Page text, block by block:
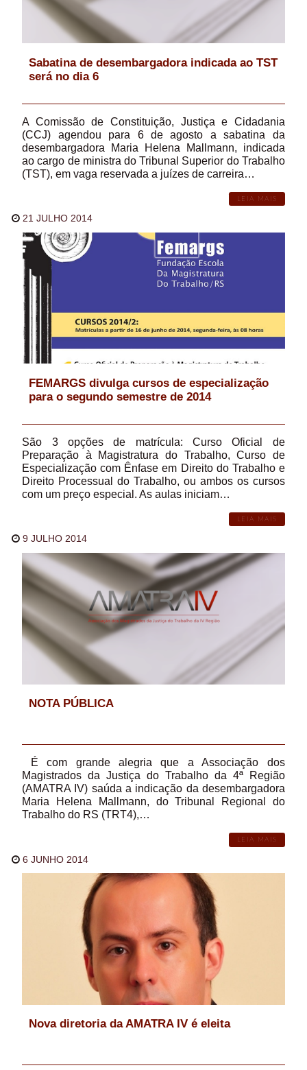
Sabatina de desembargadora indicada ao TST
será no dia 6
A Comissão de Constituição, Justiça e Cidadania
(CCJ) agendou para 6 de agosto a sabatina da
desembargadora Maria Helena Mallmann, indicada
ao cargo de ministra do Tribunal Superior do Trabalho
(TST), em vaga reservada a juízes de carreira…
LEIA MAIS
21 JULHO 2014
FEMARGS divulga cursos de especialização
para o segundo semestre de 2014
São 3 opções de matrícula: Curso Oficial de
Preparação à Magistratura do Trabalho, Curso de
Especialização com Ênfase em Direito do Trabalho e
Direito Processual do Trabalho, ou ambos os cursos
com um preço especial. As aulas iniciam…
LEIA MAIS
9 JULHO 2014
NOTA PÚBLICA
É com grande alegria que a Associação dos
Magistrados da Justiça do Trabalho da 4ª Região
(AMATRA IV) saúda a indicação da desembargadora
Maria Helena Mallmann, do Tribunal Regional do
Trabalho do RS (TRT4),…
LEIA MAIS
6 JUNHO 2014
Nova diretoria da AMATRA IV é eleita